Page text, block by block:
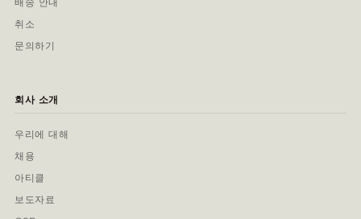
취소
문의하기
회사 소개
우리에 대해
채용
아티클
보도자료